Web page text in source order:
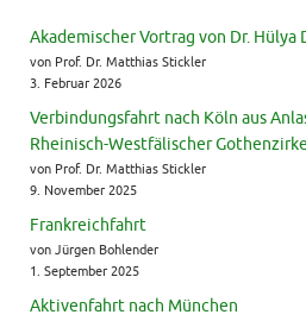
Akademischer Vortrag von Dr. Hülya
von Prof. Dr. Matthias Stickler
3. Februar 2026
Verbindungsfahrt nach Köln aus
Rheinisch-Westfälischer
von Prof. Dr. Matthias Stickler
9. November 2025
Frankreichfahrt
von Jürgen Bohlender
1. September 2025
Aktivenfahrt nach München